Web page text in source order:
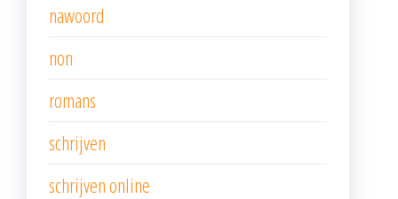
nawoord
non
romans
schrijven
schrijven online